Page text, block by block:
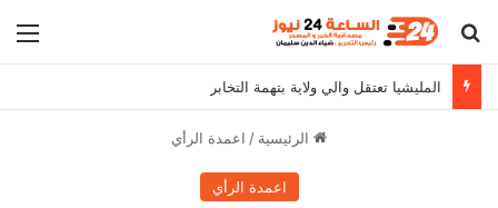
بحث عن
المليشيا تعتقل والي ولاية بتهمة التخابر
الرئيسية / اعمدة الرأي
اعمدة الرأي